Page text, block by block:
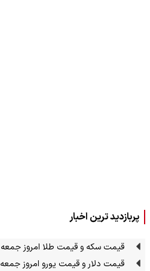
پربازدید ترین اخبار
قیمت سکه و قیمت طلا امروز جمعه ۱۶ مرداد ۱۴۰۵ + جدول
قیمت دلار و قیمت یورو امروز جمعه ۱۶ مرداد ۱۴۰۵ + جدول